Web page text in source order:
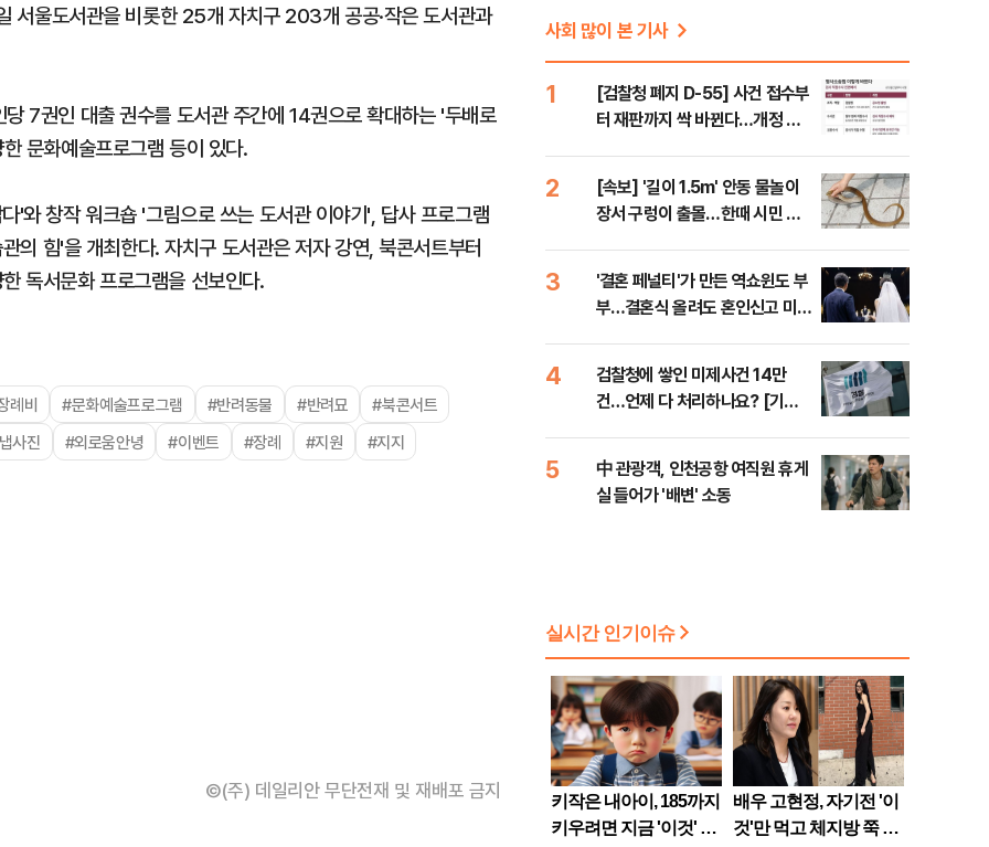
울도서관을 비롯한 25개 자치구 203개 공공·작은 도서관과
7권인 대출 권수를 도서관 주간에 14권으로 확대하는 '두배로
문화예술프로그램 등이 있다.
'와 창작 워크숍 '그림으로 쓰는 도서관 이야기', 답사 프로그램
의 힘'을 개최한다. 자치구 도서관은 저자 강연, 북콘서트부터
독서문화 프로그램을 선보인다.
례비 #문화예술프로그램 #반려동물 #반려묘
#북콘서트
사진
#외로움안녕 #이벤트 #장례 #지원 #지지
©(주) 데일리안 무단전재 및 재배포 금지
사회 많이 본 기사
1
[검찰청 폐지 D-55] 사건 접수부
터 재판까지 싹 바뀐다…개정 형
2
[속보] '길이 1.5m' 안동 물놀이
장서 구렁이 출몰…한때 시민 대
3
'결혼 페널티'가 만든 역쇼윈도 부
부…결혼식 올려도 혼인신고 미룬
4
검찰청에 쌓인 미제사건 14만
건…언제 다 처리하나요? [기자
5
中 관광객, 인천공항 여직원 휴게
실 들어가 '배변' 소동